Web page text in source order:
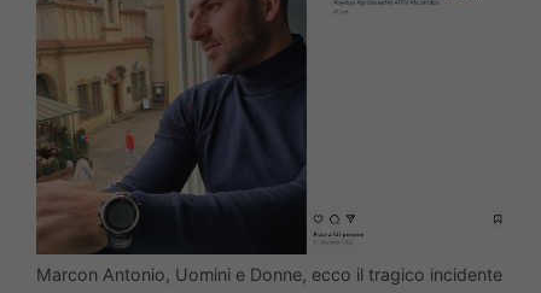
Marcon Antonio, Uomini e Donne, ecco il tragico incidente